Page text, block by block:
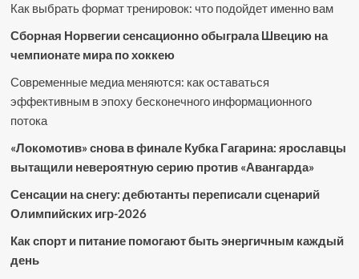
Как выбрать формат тренировок: что подойдет именно вам
Сборная Норвегии сенсационно обыграла Швецию на
чемпионате мира по хоккею
Современные медиа меняются: как оставаться
эффективным в эпоху бесконечного информационного
потока
«Локомотив» снова в финале Кубка Гагарина: ярославцы
вытащили невероятную серию против «Авангарда»
Сенсации на снегу: дебютанты переписали сценарий
Олимпийских игр-2026
Как спорт и питание помогают быть энергичным каждый
день